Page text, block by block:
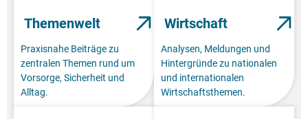
Themenwelt
Praxisnahe Beiträge zu
zentralen Themen rund um
Vorsorge, Sicherheit und
Alltag.
Wirtschaft
Analysen, Meldungen und
Hintergründe zu nationalen
und internationalen
Wirtschaftsthemen.